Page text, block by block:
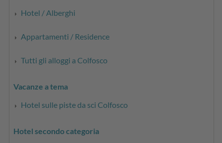
Hotel / Alberghi
Appartamenti / Residence
Tutti gli alloggi a Colfosco
Vacanze a tema
Hotel sulle piste da sci Colfosco
Hotel secondo categoria